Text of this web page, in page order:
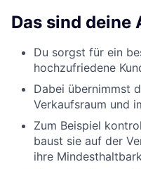
Das sind deine
Du sorgst für ein
hochzufriedene
Dabei übernimmst
Verkaufsraum und
Zum Beispiel
baust sie auf der
ihre